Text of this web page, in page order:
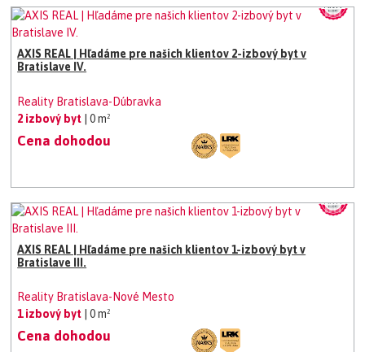
AXIS REAL | Hľadáme pre našich klientov 2-izbový byt v
Bratislave IV.
Reality Bratislava-Dúbravka
2 izbový byt
| 0 m²
Cena dohodou
AXIS REAL | Hľadáme pre našich klientov 1-izbový byt v
Bratislave III.
Reality Bratislava-Nové Mesto
1 izbový byt
| 0 m²
Cena dohodou